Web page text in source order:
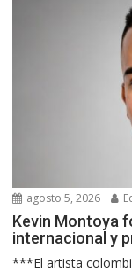
agosto 5, 2026
Kevin Montoya
internacional y
***El artista